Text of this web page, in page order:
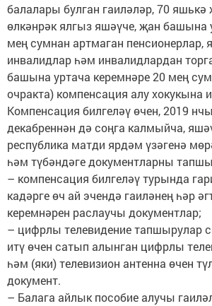
балалары булган гаиләләр, 70
өлкәнрәк ялгыз яшәүче, җан башына
мең сумнан артмаган пенсионерлар,
инвалидлар һәм инвалидлардан
башына уртача керемнәре 20 мең
очракта) компенсация алу хокукына
Компенсация билгеләү өчен, 2019
декабреннән дә соңга калмыйча,
республика матди ярдәм үзәгенә
һәм түбәндәге документларны
– компенсация билгеләү турында
кадәрге өч ай эчендә гаиләнең һәр
керемнәрен раслаучы документлар;
– цифрлы телевидение тапшырулар
итү өчен сатып алынган цифрлы
һәм (яки) телевизион антенна өчен
документ.
– Балага айлык пособие алучы